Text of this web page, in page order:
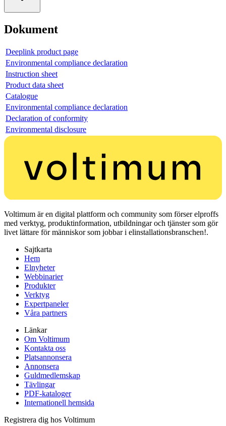
Dokument
Deeplink product page
Environmental compliance declaration
Instruction sheet
Product data sheet
Catalogue
Environmental compliance declaration
Declaration of conformity
Environmental disclosure
Voltimum är en digital plattform och community som förser elproffs
med verktyg, produktinformation, utbildningar och tjänster som gör
livet lättare för människor som jobbar i elinstallationsbranschen!.
Sajtkarta
Hem
Elnyheter
Webbinarier
Produkter
Verktyg
Expertpaneler
Våra partners
Länkar
Om Voltimum
Kontakta oss
Platsannonsera
Annonsera
Guldmedlemskap
Tävlingar
PDF-kataloger
Internationell hemsida
Registrera dig hos Voltimum